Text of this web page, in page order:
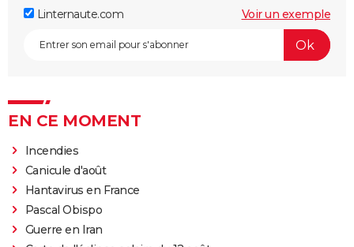
Linternaute.com Voir un exemple
EN CE MOMENT
Incendies
Canicule d'août
Hantavirus en France
Pascal Obispo
Guerre en Iran